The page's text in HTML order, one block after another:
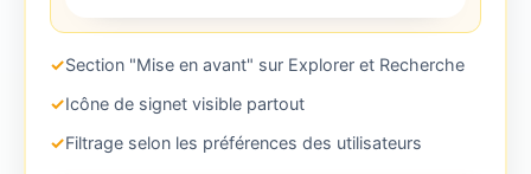
✓Section "Mise en avant" sur Explorer et Recherche
✓Icône de signet visible partout
✓Filtrage selon les préférences des utilisateurs